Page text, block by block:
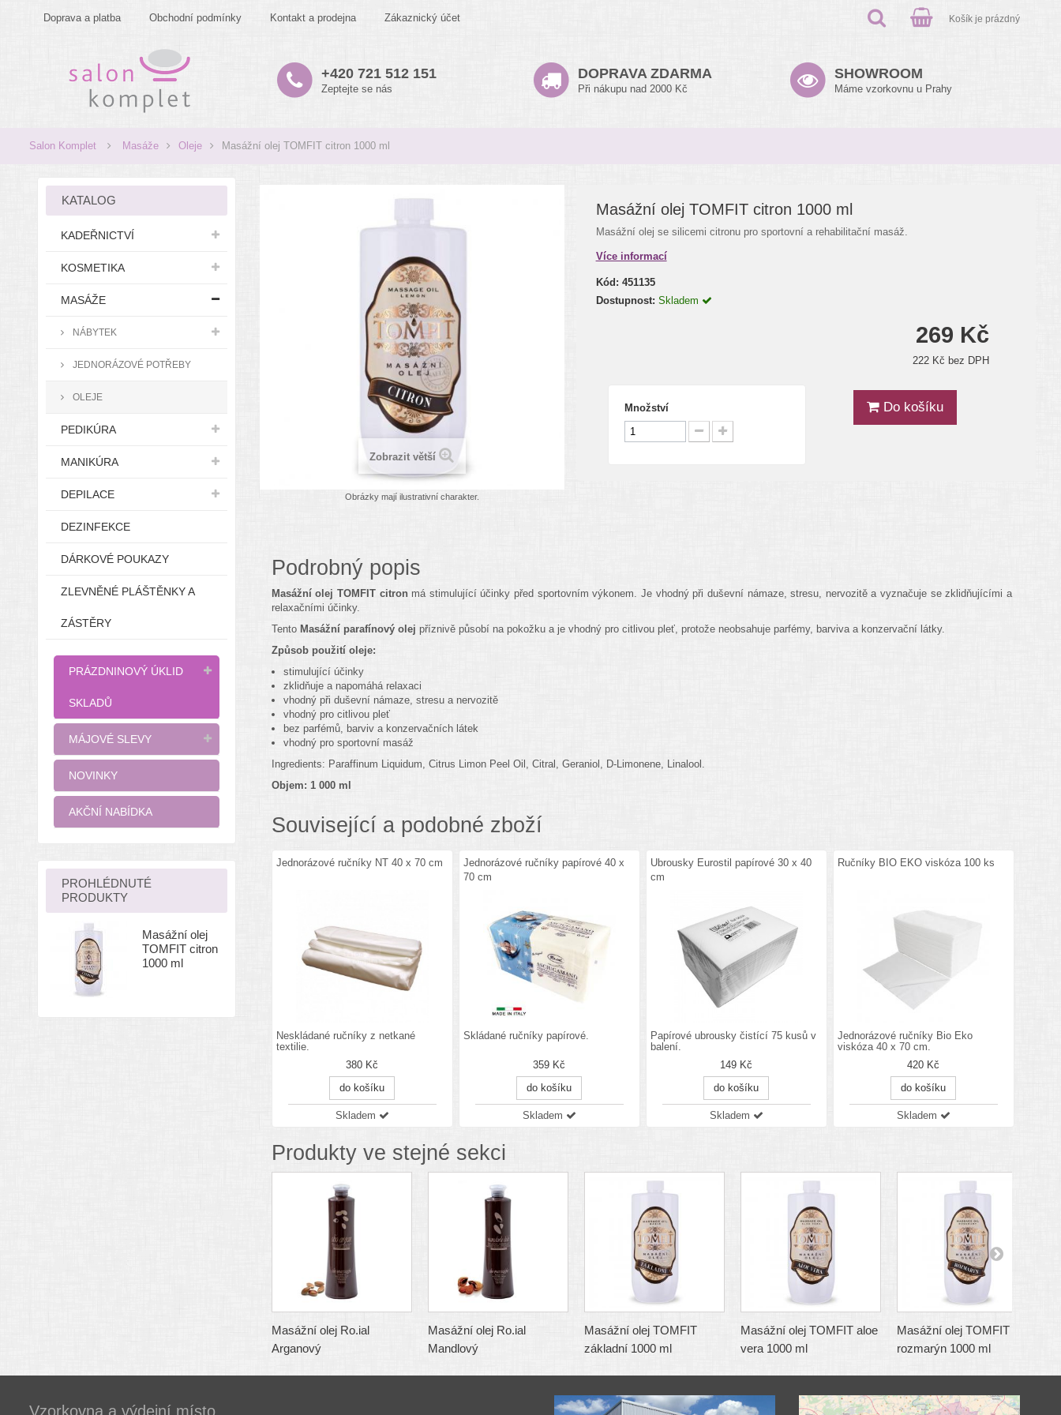
Doprava a platba Obchodní podmínky Kontakt a prodejna Zákaznický účet Košík je prázdný
+420 721 512 151
Zeptejte se nás
DOPRAVA ZDARMA
Při nákupu nad 2000 Kč
SHOWROOM
Máme vzorkovnu u Prahy
Salon Komplet Masáže Oleje Masážní olej TOMFIT citron 1000 ml
KATALOG
KADEŘNICTVÍ
KOSMETIKA
MASÁŽE
NÁBYTEK
JEDNORÁZOVÉ POTŘEBY
OLEJE
PEDIKÚRA
MANIKÚRA
DEPILACE
DEZINFEKCE
DÁRKOVÉ POUKAZY
ZLEVNĚNÉ PLÁŠTĚNKY A
ZÁSTĚRY
PRÁZDNINOVÝ ÚKLID
SKLADŮ
MÁJOVÉ SLEVY
NOVINKY
AKČNÍ NABÍDKA
PROHLÉDNUTÉ
PRODUKTY
Masážní olej
TOMFIT citron
1000 ml
Zobrazit větší
Obrázky mají ilustrativní charakter.
Masážní olej TOMFIT citron 1000 ml
Masážní olej se silicemi citronu pro sportovní a rehabilitační masáž.
Více informací
Kód: 451135
Dostupnost: Skladem
269 Kč
222 Kč bez DPH
Množství Do košíku
Podrobný popis
Masážní olej TOMFIT citron má stimulující účinky před sportovním výkonem. Je vhodný při duševní námaze, stresu, nervozitě a vyznačuje se zklidňujícími a
relaxačními účinky.
Tento Masážní parafínový olej příznivě působí na pokožku a je vhodný pro citlivou pleť, protože neobsahuje parfémy, barviva a konzervační látky.
Způsob použití oleje:
stimulující účinky
zklidňuje a napomáhá relaxaci
vhodný při duševní námaze, stresu a nervozitě
vhodný pro citlivou pleť
bez parfémů, barviv a konzervačních látek
vhodný pro sportovní masáž
Ingredients: Paraffinum Liquidum, Citrus Limon Peel Oil, Citral, Geraniol, D-Limonene, Linalool.
Objem: 1 000 ml
Související a podobné zboží
Jednorázové ručníky NT 40 x 70 cm
Neskládané ručníky z netkané
textilie.
380 Kč
do košíku
Skladem
Jednorázové ručníky papírové 40 x
70 cm
Skládané ručníky papírové.
359 Kč
do košíku
Skladem
Ubrousky Eurostil papírové 30 x 40
cm
Papírové ubrousky čistící 75 kusů v
balení.
149 Kč
do košíku
Skladem
Ručníky BIO EKO viskóza 100 ks
Jednorázové ručníky Bio Eko
viskóza 40 x 70 cm.
420 Kč
do košíku
Skladem
Produkty ve stejné sekci
Masážní olej Ro.ial
Arganový
Masážní olej Ro.ial
Mandlový
Masážní olej TOMFIT
základní 1000 ml
Masážní olej TOMFIT aloe
vera 1000 ml
Masážní olej TOMFIT
rozmarýn 1000 ml
Vzorkovna a výdejní místo